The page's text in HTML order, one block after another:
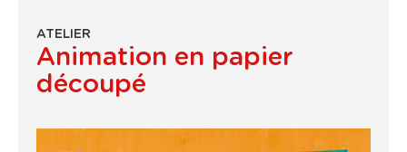
ATELIER
Animation en papier
découpé